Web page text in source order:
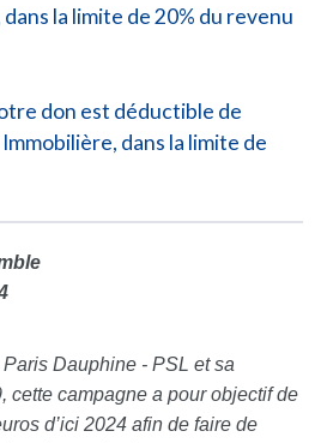
la limite de 20% du revenu
don est déductible de
dans la limite de
Dauphine - PSL et sa
cette campagne a pour objectif de
d’ici 2024 afin de faire de